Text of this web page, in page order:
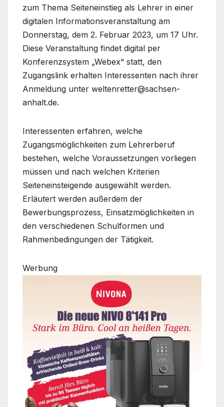
zum Thema Seiteneinstieg als Lehrer in einer
digitalen Informationsveranstaltung am
Donnerstag, dem 2. Februar 2023, um 17 Uhr.
Diese Veranstaltung findet digital per
Konferenzsystem „Webex“ statt, den
Zugangslink erhalten Interessenten nach ihrer
Anmeldung unter weltenretter@sachsen-
anhalt.de.
Interessenten erfahren, welche
Zugangsmöglichkeiten zum Lehrerberuf
bestehen, welche Voraussetzungen vorliegen
müssen und nach welchen Kriterien
Seiteneinsteigende ausgewählt werden.
Erläutert werden außerdem der
Bewerbungsprozess, Einsatzmöglichkeiten in
den verschiedenen Schulformen und
Rahmenbedingungen der Tätigkeit.
Werbung